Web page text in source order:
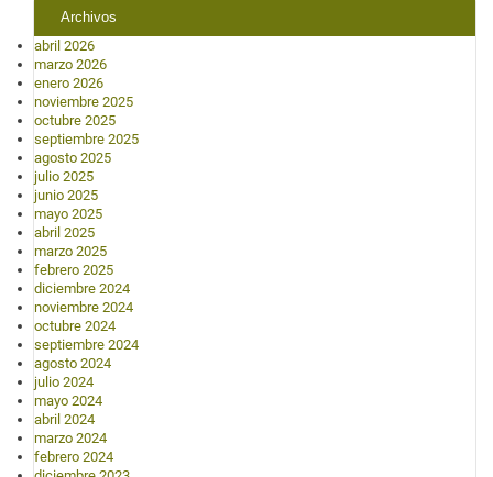
Archivos
abril 2026
marzo 2026
enero 2026
noviembre 2025
octubre 2025
septiembre 2025
agosto 2025
julio 2025
junio 2025
mayo 2025
abril 2025
marzo 2025
febrero 2025
diciembre 2024
noviembre 2024
octubre 2024
septiembre 2024
agosto 2024
julio 2024
mayo 2024
abril 2024
marzo 2024
febrero 2024